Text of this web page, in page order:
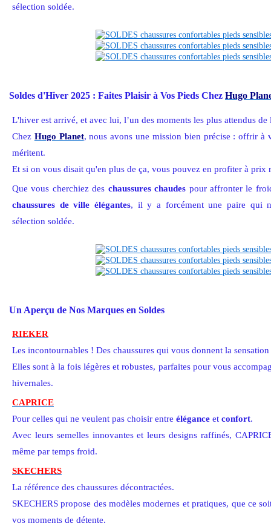
sélection soldée.
Soldes d'Hiver 2025 : Faites Plaisir à Vos Pieds Chez Hugo
L'hiver est arrivé, et avec lui, l’un des moments les plus attendus de
Chez Hugo Planet, nous avons une mission bien précise : offrir à
méritent.
Et si on vous disait qu'en plus de ça, vous pouvez en profiter à prix
Que vous cherchiez des chaussures chaudes pour affronter le
chaussures de ville élégantes, il y a forcément une paire qui
sélection soldée.
Un Aperçu de Nos Marques en Soldes
RIEKER
Les incontournables ! Des chaussures qui vous donnent la
Elles sont à la fois légères et robustes, parfaites pour vous
hivernales.
CAPRICE
Pour celles qui ne veulent pas choisir entre élégance et confort.
Avec leurs semelles innovantes et leurs designs raffinés,
même par temps froid.
SKECHERS
La référence des chaussures décontractées.
SKECHERS propose des modèles modernes et pratiques, que ce
vos moments de détente.